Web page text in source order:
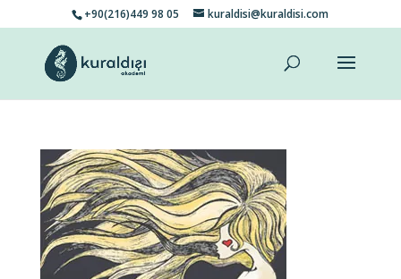
+90(216)449 98 05 kuraldisi@kuraldisi.com